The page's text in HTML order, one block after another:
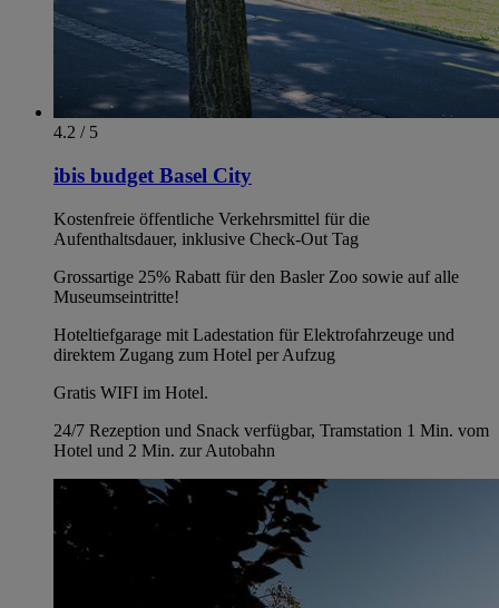
4.2 / 5
ibis budget Basel City
Kostenfreie öffentliche Verkehrsmittel für die
Aufenthaltsdauer, inklusive Check-Out Tag
Grossartige 25% Rabatt für den Basler Zoo sowie auf alle
Museumseintritte!
Hoteltiefgarage mit Ladestation für Elektrofahrzeuge und
direktem Zugang zum Hotel per Aufzug
Gratis WIFI im Hotel.
24/7 Rezeption und Snack verfügbar, Tramstation 1 Min. vom
Hotel und 2 Min. zur Autobahn